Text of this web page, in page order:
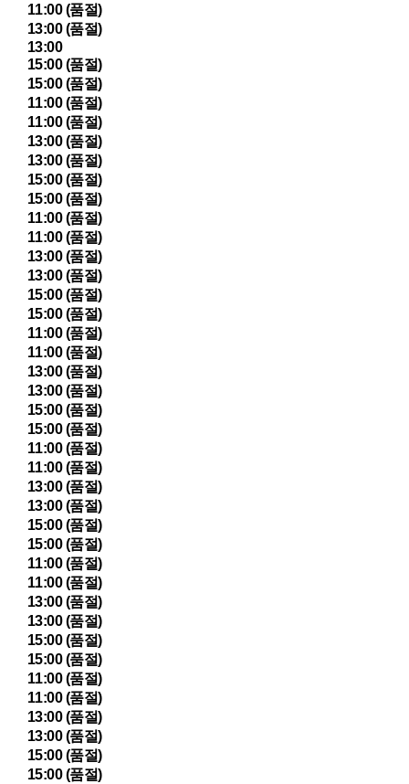
11:00 (품절)
13:00 (품절)
13:00
15:00 (품절)
15:00 (품절)
11:00 (품절)
11:00 (품절)
13:00 (품절)
13:00 (품절)
15:00 (품절)
15:00 (품절)
11:00 (품절)
11:00 (품절)
13:00 (품절)
13:00 (품절)
15:00 (품절)
15:00 (품절)
11:00 (품절)
11:00 (품절)
13:00 (품절)
13:00 (품절)
15:00 (품절)
15:00 (품절)
11:00 (품절)
11:00 (품절)
13:00 (품절)
13:00 (품절)
15:00 (품절)
15:00 (품절)
11:00 (품절)
11:00 (품절)
13:00 (품절)
13:00 (품절)
15:00 (품절)
15:00 (품절)
11:00 (품절)
11:00 (품절)
13:00 (품절)
13:00 (품절)
15:00 (품절)
15:00 (품절)